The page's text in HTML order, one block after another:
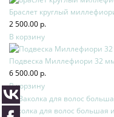
Браслет круглый
2 500.00 р.
В корзину
Подвеска Миллефиори 32
6 500.00 р.
В корзину
Заколка для волос большая